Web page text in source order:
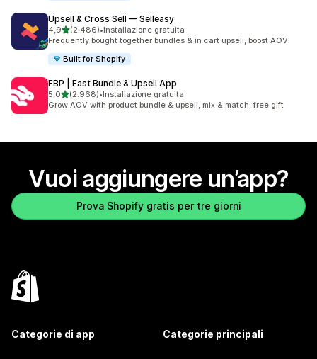
Upsell & Cross Sell — Selleasy
4,9stelle su 5
(2.486)
2486 recensioni totali
•Installazione gratuita
Frequently bought together bundles & in cart upsell, boost AOV
Built for Shopify
FBP | Fast Bundle & Upsell App
5,0stelle su 5
(2.968)
2968 recensioni totali
•Installazione gratuita
Grow AOV with product bundle & upsell, mix & match, free gift
Vuoi aggiungere un’app?
Prova Shopify gratis per tre giorni
Categorie di app Categorie principali